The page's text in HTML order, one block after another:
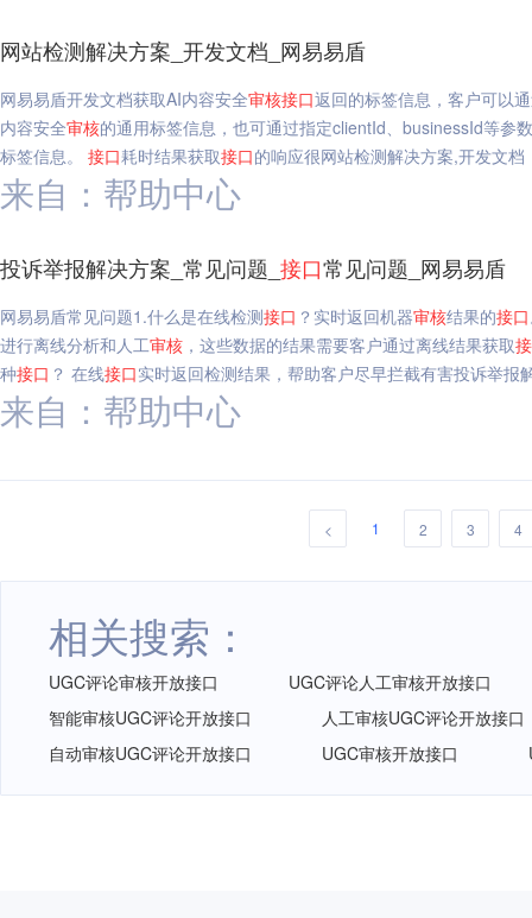
网站检测解决方案_开发文档_网易易盾
网易易盾开发文档获取AI内容安全审核接口返回的标签信息，客户可以
内容安全审核的通用标签信息，也可通过指定clientId、businessId等参
标签信息。 接口耗时结果获取接口的响应很网站检测解决方案,开发文档
来自：帮助中心
投诉举报解决方案_常见问题_ 接口常见问题_网易易盾
网易易盾常见问题1.什么是在线检测接口 ？实时返回机器审核结果的接口
进行离线分析和人工审核 ，这些数据的结果需要客户通过离线结果获取
种接口 ？ 在线接口实时返回检测结果，帮助客户尽早拦截有害投诉举报
来自：帮助中心
< 1 2 3 4
相关搜索：
UGC评论审核开放接口
UGC评论人工审核开放接口
智能审核UGC评论开放接口
人工审核UGC评论开放接口
自动审核UGC评论开放接口
UGC审核开放接口